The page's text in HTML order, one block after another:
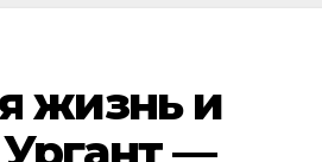
жизнь и